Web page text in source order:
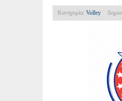
Κατηγορία: Volley